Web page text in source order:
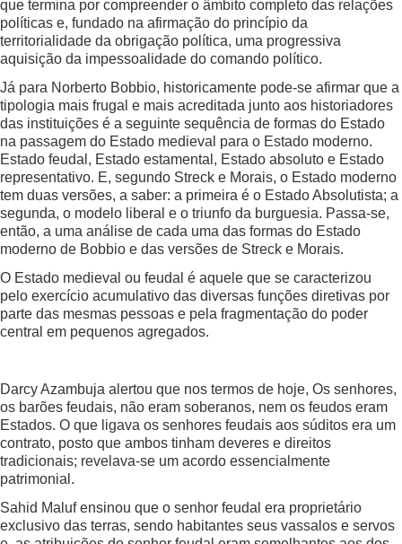
que termina por compreender o âmbito completo das relações
políticas e, fundado na afirmação do princípio da
territorialidade da obrigação política, uma progressiva
aquisição da impessoalidade do comando político.
Já para Norberto Bobbio, historicamente pode-se afirmar que a
tipologia mais frugal e mais acreditada junto aos historiadores
das instituições é a seguinte sequência de formas do Estado
na passagem do Estado medieval para o Estado moderno.
Estado feudal, Estado estamental, Estado absoluto e Estado
representativo. E, segundo Streck e Morais, o Estado moderno
tem duas versões, a saber: a primeira é o Estado Absolutista; a
segunda, o modelo liberal e o triunfo da burguesia. Passa-se,
então, a uma análise de cada uma das formas do Estado
moderno de Bobbio e das versões de Streck e Morais.
O Estado medieval ou feudal é aquele que se caracterizou
pelo exercício acumulativo das diversas funções diretivas por
parte das mesmas pessoas e pela fragmentação do poder
central em pequenos agregados.
Darcy Azambuja alertou que nos termos de hoje, Os senhores,
os barões feudais, não eram soberanos, nem os feudos eram
Estados. O que ligava os senhores feudais aos súditos era um
contrato, posto que ambos tinham deveres e direitos
tradicionais; revelava-se um acordo essencialmente
patrimonial.
Sahid Maluf ensinou que o senhor feudal era proprietário
exclusivo das terras, sendo habitantes seus vassalos e servos